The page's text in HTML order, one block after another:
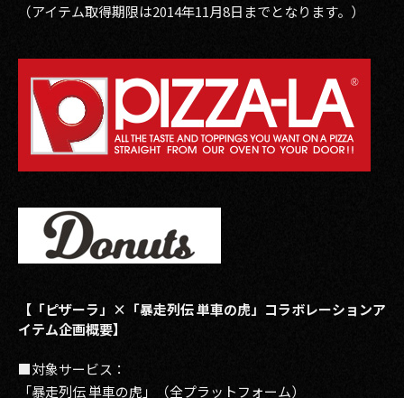
2010
2009
（アイテム取得期限は2014年11月8日までとなります。）
【「ピザーラ」×「暴走列伝 単車の虎」コラボレーションア
イテム企画概要】
■対象サービス：
「暴走列伝 単車の虎」（全プラットフォーム）